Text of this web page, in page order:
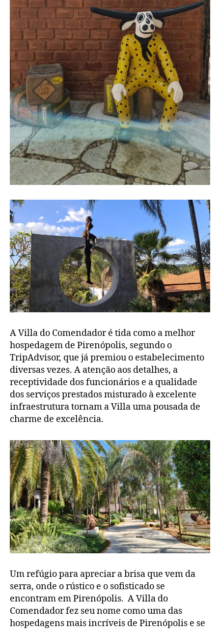
A Villa do Comendador é tida como a melhor
hospedagem de Pirenópolis, segundo o
TripAdvisor, que já premiou o estabelecimento
diversas vezes. A atenção aos detalhes, a
receptividade dos funcionários e a qualidade
dos serviços prestados misturado à excelente
infraestrutura tornam a Villa uma pousada de
charme de excelência.
Um refúgio para apreciar a brisa que vem da
serra, onde o rústico e o sofisticado se
encontram em Pirenópolis. A Villa do
Comendador fez seu nome como uma das
hospedagens mais incríveis de Pirenópolis e se